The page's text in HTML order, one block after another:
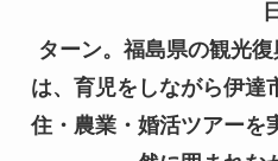
ターン。福島県の観光
は、育児をしながら伊達
住・農業・婚活ツアーを